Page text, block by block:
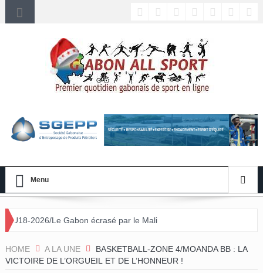
Menu
écrasé par le Mali
HOME A LA UNE
BASKETBALL-ZONE 4/MOANDA BB : LA
VICTOIRE DE L’ORGUEIL ET DE L’HONNEUR !